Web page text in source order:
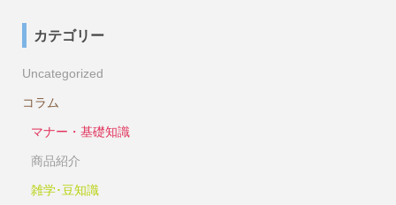
カテゴリー
Uncategorized
コラム
マナー・基礎知識
商品紹介
雑学･豆知識